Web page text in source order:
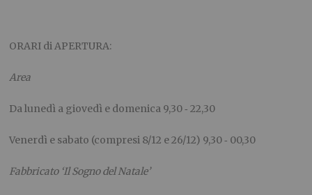
ORARI di APERTURA:
Area
Da lunedì a giovedì e domenica 9,30 ‐ 22,30
Venerdì e sabato (compresi 8/12 e 26/12) 9,30 ‐ 00,30
Fabbricato ‘Il Sogno del Natale’